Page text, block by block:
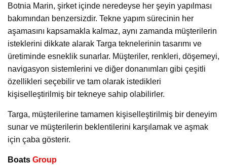
Botnia Marin, şirket içinde neredeyse her şeyin yapılması
bakımından benzersizdir. Tekne yapım sürecinin her
aşamasını kapsamakla kalmaz, aynı zamanda müşterilerin
isteklerini dikkate alarak Targa teknelerinin tasarımı ve
üretiminde esneklik sunarlar. Müşteriler, renkleri, döşemeyi,
navigasyon sistemlerini ve diğer donanımları gibi çeşitli
özellikleri seçebilir ve tam olarak istedikleri
kişiselleştirilmiş bir tekneye sahip olabilirler.
Targa, müşterilerine tamamen kişiselleştirilmiş bir deneyim
sunar ve müşterilerin beklentilerini karşılamak ve aşmak
için çaba gösterir.
Boats Group